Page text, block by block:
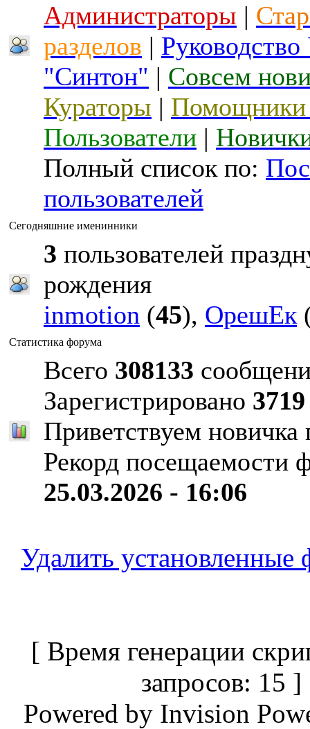
Администраторы |
разделов |
"Синтон" | Совсем
Кураторы | Помощники
Пользователи |
Полный список по:
пользователей
Сегодняшние именинники
3 пользователей
рождения
inmotion (45), ОрешЕк
Статистика форума
Всего 308133
Зарегистрировано 3719
Приветствуем
Рекорд посещаемости
25.03.2026 - 16:06
Удалить
[ Время генерации
запросов:
Powered by Invision